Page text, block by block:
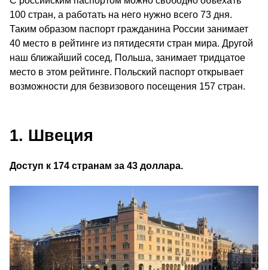
100 стран, а работать на него нужно всего 73 дня.
Таким образом паспорт гражданина России занимает
40 место в рейтинге из пятидесяти стран мира. Другой
наш ближайший сосед, Польша, занимает тридцатое
место в этом рейтинге. Польский паспорт открывает
возможности для безвизового посещения 157 стран.
1. Швеция
Доступ к 174 странам за 43 доллара.